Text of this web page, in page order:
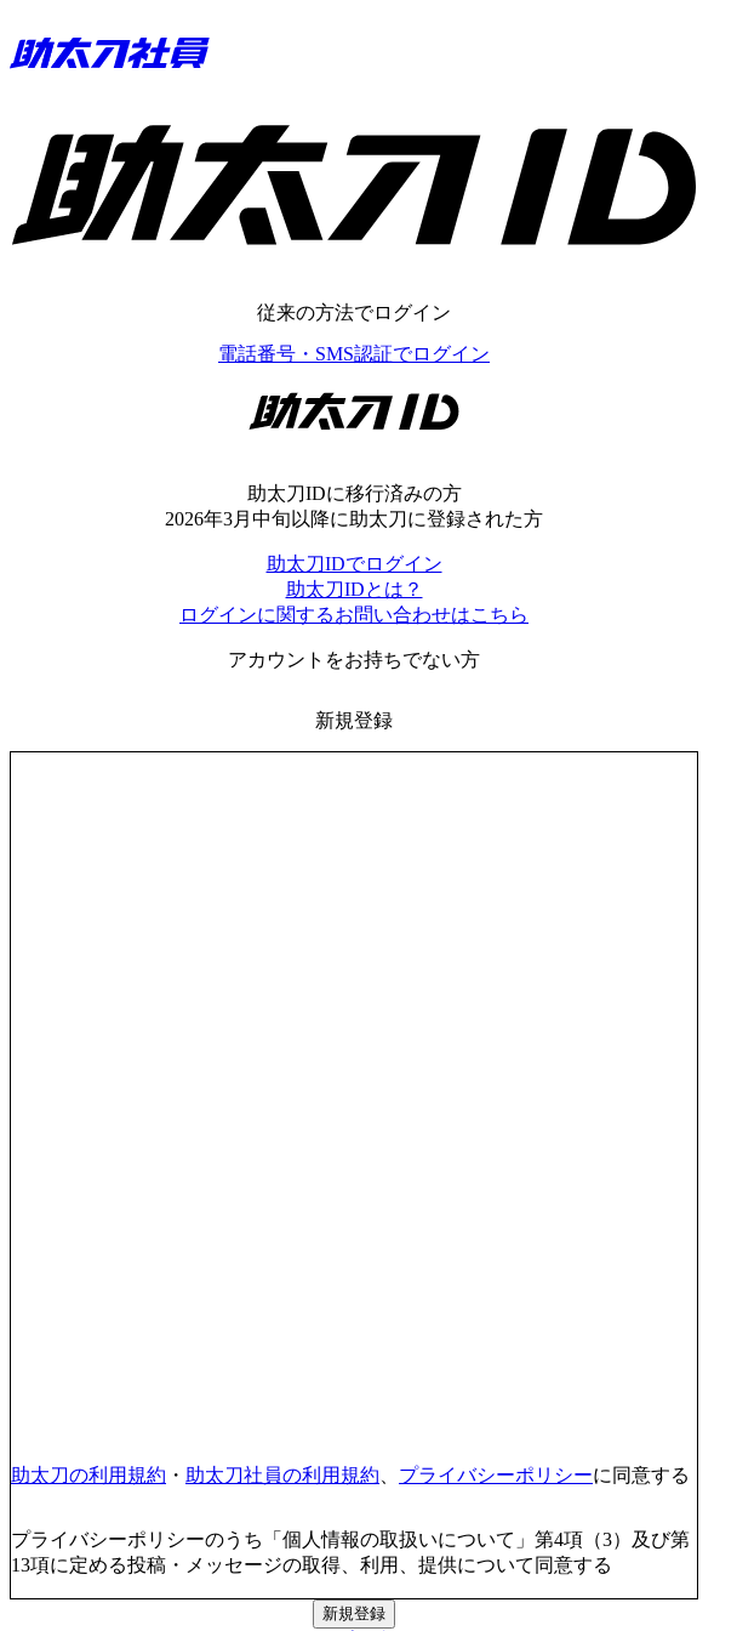
助太刀ID
従来の方法でログイン
電話番号・SMS認証でログイン
助太刀ID
助太刀IDに移行済みの方
2026年3月中旬以降に助太刀に登録された方
助太刀IDでログイン
助太刀IDとは？
ログインに関するお問い合わせはこちら
アカウントをお持ちでない方
新規登録
助太刀の利用規約 ・ 助太刀社員の利用規約 プライバシーポリシーに同意する
プライバシーポリシーのうち「個人情報の取扱いについて」第4項（3）及び第
13項に定める投稿・メッセージの取得、利用、提供について同意する
新規登録